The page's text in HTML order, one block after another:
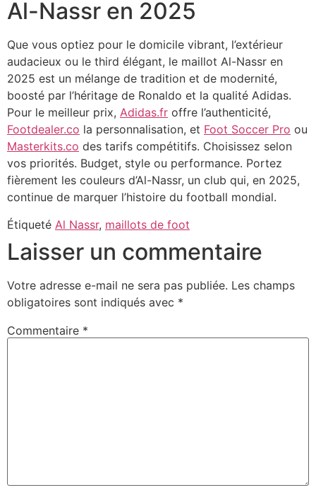
Al-Nassr en 2025
Que vous optiez pour le domicile vibrant, l’extérieur
audacieux ou le third élégant, le maillot Al-Nassr en
2025 est un mélange de tradition et de modernité,
boosté par l’héritage de Ronaldo et la qualité Adidas.
Pour le meilleur prix, Adidas.fr offre l’authenticité,
Footdealer.co la personnalisation, et Foot Soccer Pro ou
Masterkits.co des tarifs compétitifs. Choisissez selon
vos priorités. Budget, style ou performance. Portez
fièrement les couleurs d’Al-Nassr, un club qui, en 2025,
continue de marquer l’histoire du football mondial.
Étiqueté Al Nassr, maillots de foot
Laisser un commentaire
Votre adresse e-mail ne sera pas publiée. Les champs
obligatoires sont indiqués avec *
Commentaire *